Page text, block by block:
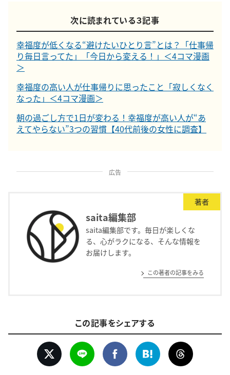
次に読まれている３記事
幸福度が低くなる“避けたいひとり言”とは？「仕事帰
り毎日言ってた」「今日から変える！」＜4コマ漫画
＞
幸福度の高い人が仕事帰りに思ったこと「寂しくなく
なった」＜4コマ漫画＞
朝の過ごし方で1日が変わる！幸福度が高い人が“あ
えてやらない”3つの習慣【40代前後の女性に調査】
広告
著者
saita編集部
saita編集部です。毎日が楽しくな
る、心がラクになる、そんな情報を
お届けします。
この著者の記事をみる
この記事をシェアする